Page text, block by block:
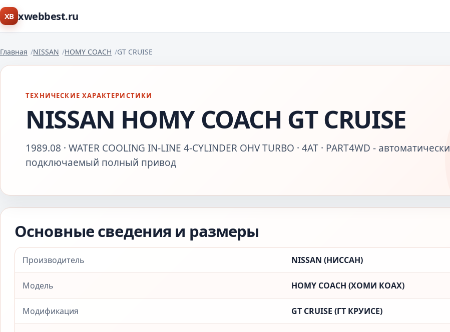
XB xwebbest.ru
Главная NISSAN HOMY COACH GT CRUISE
ТЕХНИЧЕСКИЕ ХАРАКТЕРИСТИКИ
NISSAN HOMY COACH GT CRUISE
1989.08 · WATER COOLING IN-LINE 4-CYLINDER OHV TURBO · 4AT · PART4WD - автоматически
подключаемый полный привод
Основные сведения и размеры
Производитель NISSAN (НИССАН)
Модель HOMY COACH (ХОМИ КОАХ)
Модификация GT CRUISE (ГТ КРУИСЕ)